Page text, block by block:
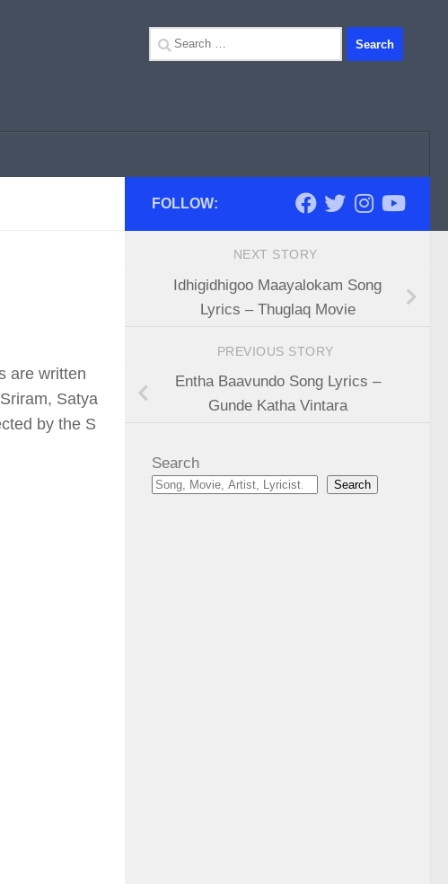
Search
for:
are written
Satya
by the S
FOLLOW:
NEXT STORY
Idhigidhigoo Maayalokam Song
Lyrics – Thuglaq Movie
PREVIOUS STORY
Entha Baavundo Song Lyrics –
Gunde Katha Vintara
Search
Search